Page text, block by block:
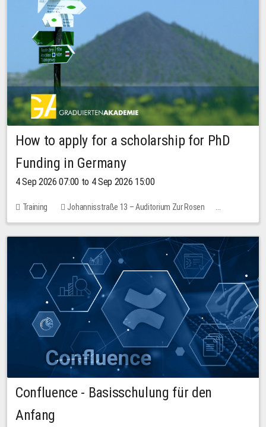
How to apply for a scholarship for PhD
Funding in Germany
4 Sep 2026 07:00 to 4 Sep 2026 15:00
Training
Johannisstraße 13 – Auditorium Zur Rosen
7 places
10.00 EUR
Confluence - Basisschulung für den
Anfang